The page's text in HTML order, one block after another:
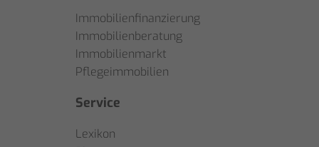
Immobilienfinanzierung
Immobilienberatung
Immobilienmarkt
Pflegeimmobilien
Service
Lexikon